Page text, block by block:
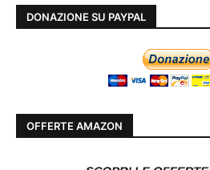
DONAZIONE SU PAYPAL
OFFERTE AMAZON